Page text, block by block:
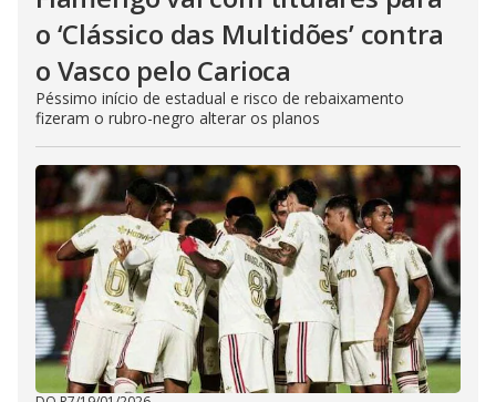
o ‘Clássico das Multidões’ contra
o Vasco pelo Carioca
Péssimo início de estadual e risco de rebaixamento
fizeram o rubro-negro alterar os planos